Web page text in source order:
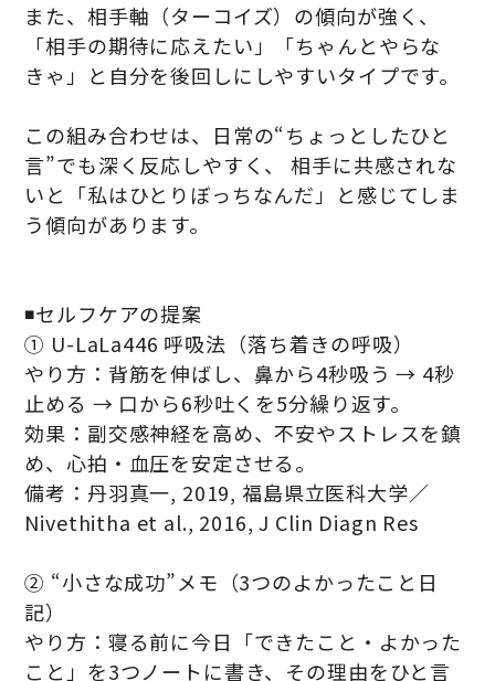
また、相手軸（ターコイズ）の傾向が強く、
「相手の期待に応えたい」「ちゃんとやらな
きゃ」と自分を後回しにしやすいタイプです。
この組み合わせは、日常の“ちょっとしたひと
言”でも深く反応しやすく、 相手に共感されな
いと「私はひとりぼっちなんだ」と感じてしま
う傾向があります。
◾️セルフケアの提案
① U-LaLa446 呼吸法（落ち着きの呼吸）
やり方：背筋を伸ばし、鼻から4秒吸う → 4秒
止める → 口から6秒吐くを5分繰り返す。
効果：副交感神経を高め、不安やストレスを鎮
め、心拍・血圧を安定させる。
備考：丹羽真一, 2019, 福島県立医科大学／
Nivethitha et al., 2016, J Clin Diagn Res
② “小さな成功”メモ（3つのよかったこと日
記）
やり方：寝る前に今日「できたこと・よかった
こと」を3つノートに書き、その理由をひと言